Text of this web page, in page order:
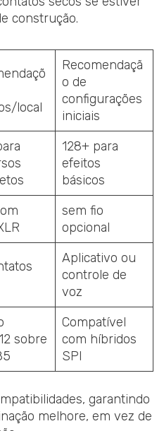
construção.
local
Recomendaçã
o de
configurações
iniciais
128+ para
efeitos
básicos
sem fio
opcional
Aplicativo ou
controle de
voz
sobre
Compatível
com híbridos
SPI
garantindo
melhore, em vez de